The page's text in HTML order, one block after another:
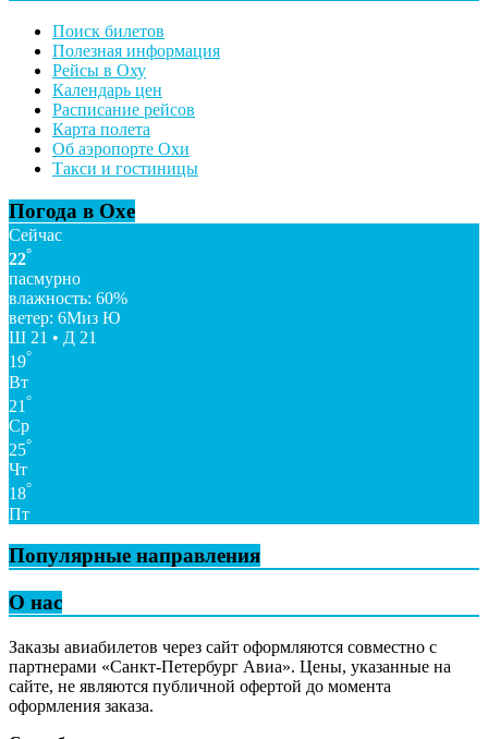
Поиск билетов
Полезная информация
Рейсы в Оху
Календарь цен
Расписание рейсов
Карта полета
Об аэропорте Охи
Такси и гостиницы
Погода в Охе
Сейчас
22°
пасмурно
влажность: 60%
ветер: 6Миз Ю
Ш 21 • Д 21
19°
Вт
21 °
Ср
25°
Чт
18°
Пт
Популярные направления
О нас
Заказы авиабилетов через сайт оформляются совместно с
партнерами «Санкт-Петербург Авиа». Цены, указанные на
сайте, не являются публичной офертой до момента
оформления заказа.